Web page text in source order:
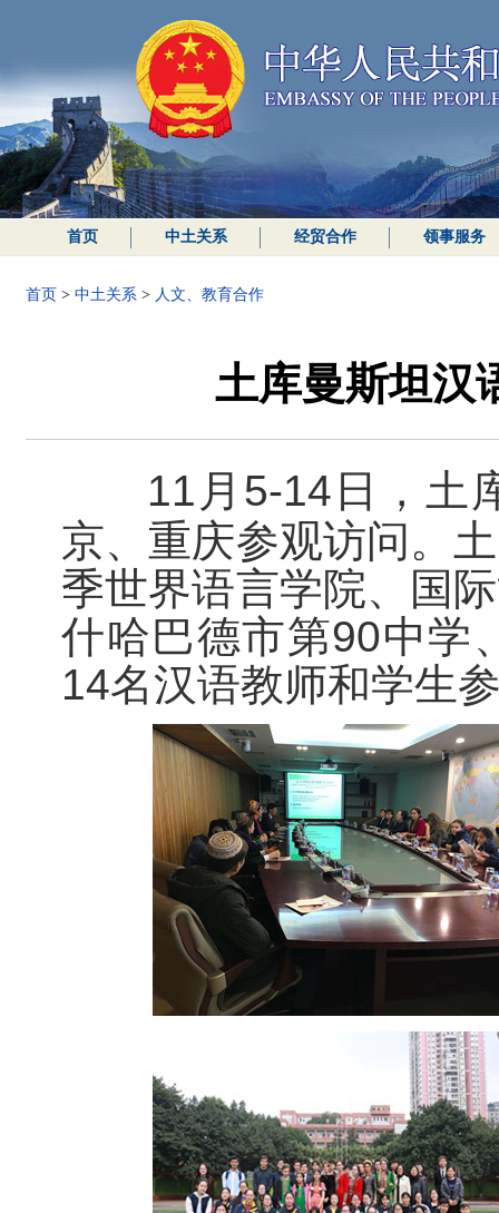
首页 中土关系 经贸合作 领事服务
首页 > 中土关系 > 人文、教育合作
土库曼斯坦汉
11月5-14日，土
京、重庆参观访问。
季世界语言学院、国
什哈巴德市第90中学
14名汉语教师和学生